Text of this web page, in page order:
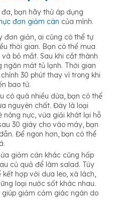
bạn hãy thử áp dụng
đơn giảm cân của mình.
đơn giản, ai cũng có thể tự
thời gian. Bạn có thể mua
bỏ mắt. Sau khi cắt thành
ngăn mát tủ lạnh. Thời gian
30 phút thay vì trong khi
bao tử.
có quá nhiều dứa, bạn có thể
nguyên chất. Đây là loại
nóng nực, vừa giải khát lại hỗ
30 giây cho vào máy, bạn
Để ngon hơn, bạn có thể
giảm cân khác cũng hấp
củ quả để làm salad. Tùy
hợp với dưa leo, xà lách,
loại nước sốt khác nhau.
giảm cảm giác ngán do